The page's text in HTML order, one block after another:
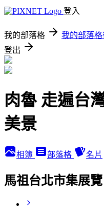
登入
我的部落格 我的部落格
登出
肉魯 走遍台
美景
相簿 部落格 名片
馬祖台北市集展